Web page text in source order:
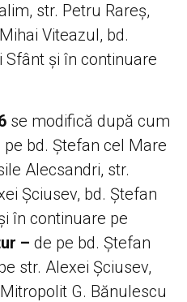
str. Petru Rareș,
Viteazul, bd.
Sfânt și în continuare
se modifică după cum
pe bd. Ștefan cel Mare
Alecsandri, str.
Șciusev, bd. Ștefan
în continuare pe
– de pe bd. Ștefan
str. Alexei Șciusev,
G. Bănulescu